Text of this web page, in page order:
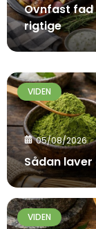
Ovnfast fad
rigtige
VIDEN
05/08/2026
Sådan
VIDEN